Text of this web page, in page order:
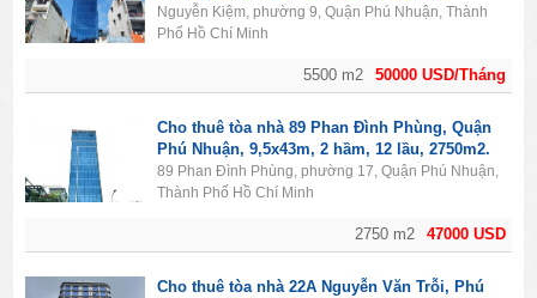
50000 USD/Tháng
5500 m2
Nguyễn Kiệm, phường 9, Quận Phú Nhuận, Thành
Phố Hồ Chí Minh
47000 USD
2750 m2
Cho thuê tòa nhà 89 Phan Đình Phùng, Quận
Phú Nhuận, 9,5x43m, 2 hầm, 12 lầu, 2750m2.
89 Phan Đình Phùng, phường 17, Quận Phú Nhuận,
Thành Phố Hồ Chí Minh
Cho thuê tòa nhà 22A Nguyễn Văn Trỗi, Phú